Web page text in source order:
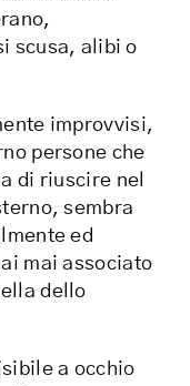
scusa, alibi o
improvvisi,
persone che
di riuscire nel
sembra
ed
mai associato
dello
a occhio